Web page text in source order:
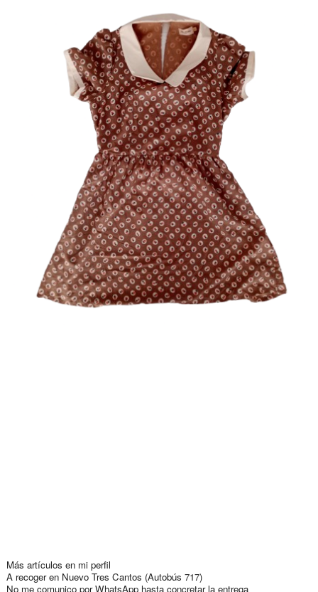
Más artículos en mi perfil
A recoger en Nuevo Tres Cantos (Autobús 717)
No me comunico por WhatsApp hasta concretar la entrega